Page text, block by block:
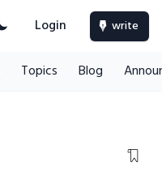
Login write
Topics Blog